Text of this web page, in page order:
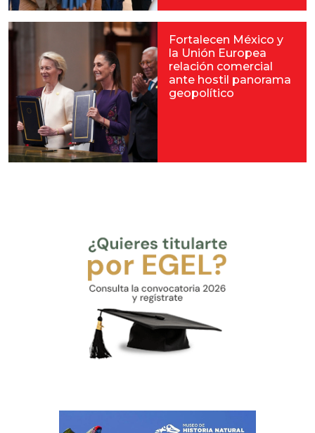
Fortalecen México y
la Unión Europea
relación comercial
ante hostil panorama
geopolítico